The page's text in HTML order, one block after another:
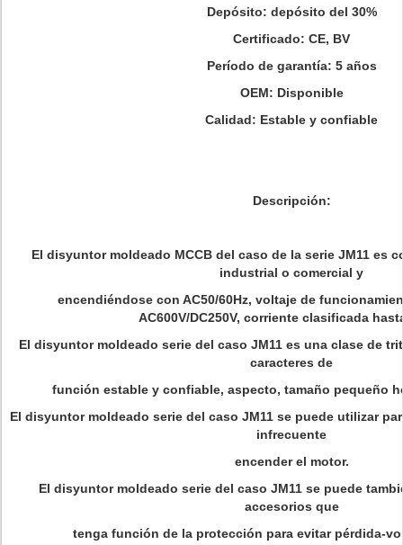
Depósito: depósito del 30%
Certificado: CE, BV
Período de garantía: 5 años
OEM: Disponible
Calidad: Estable y confiable
Descripción:
El disyuntor moldeado MCCB del caso de la serie JM11 es
industrial o comercial y
encendiéndose con AC50/60Hz, voltaje de
AC600V/DC250V, corriente clasificada
El disyuntor moldeado serie del caso JM11 es una clase de
caracteres de
función estable y confiable, aspecto, tamaño pequeño
El disyuntor moldeado serie del caso JM11 se puede utilizar
infrecuente
encender el motor.
El disyuntor moldeado serie del caso JM11 se puede
accesorios que
tenga función de la protección para evitar pérdida-